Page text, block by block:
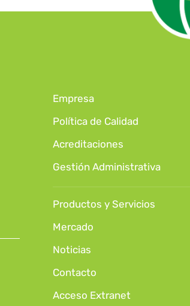
Empresa
Política de Calidad
Acreditaciones
Gestión Administrativa
Productos y Servicios
Mercado
Noticias
Contacto
Acceso Extranet